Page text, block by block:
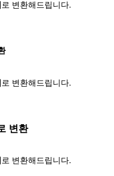
로 변환해드립니다.
로 변환해드립니다.
변환
로 변환해드립니다.